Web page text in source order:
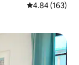
レビュー163
4.84 (163)